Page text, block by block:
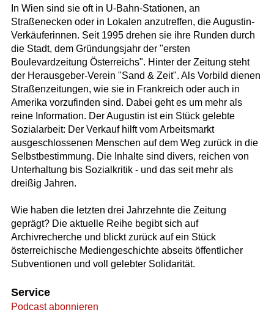
In Wien sind sie oft in U-Bahn-Stationen, an
Straßenecken oder in Lokalen anzutreffen, die Augustin-
Verkäuferinnen. Seit 1995 drehen sie ihre Runden durch
die Stadt, dem Gründungsjahr der "ersten
Boulevardzeitung Österreichs". Hinter der Zeitung steht
der Herausgeber-Verein "Sand & Zeit". Als Vorbild dienen
Straßenzeitungen, wie sie in Frankreich oder auch in
Amerika vorzufinden sind. Dabei geht es um mehr als
reine Information. Der Augustin ist ein Stück gelebte
Sozialarbeit: Der Verkauf hilft vom Arbeitsmarkt
ausgeschlossenen Menschen auf dem Weg zurück in die
Selbstbestimmung. Die Inhalte sind divers, reichen von
Unterhaltung bis Sozialkritik - und das seit mehr als
dreißig Jahren.
Wie haben die letzten drei Jahrzehnte die Zeitung
geprägt? Die aktuelle Reihe begibt sich auf
Archivrecherche und blickt zurück auf ein Stück
österreichische Mediengeschichte abseits öffentlicher
Subventionen und voll gelebter Solidarität.
Service
Podcast abonnieren